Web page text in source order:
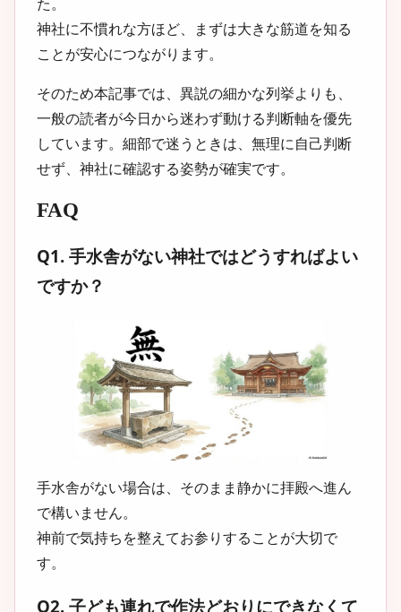
神社に不慣れな方ほど、まずは大きな筋道を知る
ことが安心につながります。
そのため本記事では、異説の細かな列挙よりも、
一般の読者が今日から迷わず動ける判断軸を優先
しています。細部で迷うときは、無理に自己判断
せず、神社に確認する姿勢が確実です。
FAQ
Q1. 手水舎がない神社ではどうすればよい
ですか？
手水舎がない場合は、そのまま静かに拝殿へ進ん
で構いません。
神前で気持ちを整えてお参りすることが大切で
す。
Q2. 子ども連れで作法どおりにできなくて